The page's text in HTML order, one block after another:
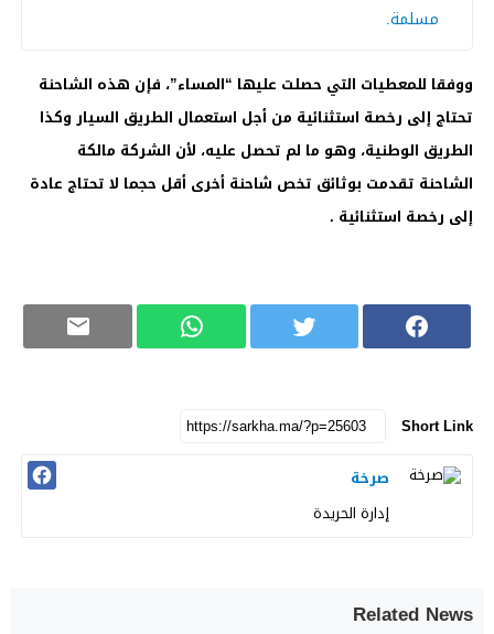
مسلمة.
ووفقا للمعطيات التي حصلت عليها “المساء”، فإن هذه الشاحنة
تحتاج إلى رخصة استثنائية من أجل استعمال الطريق السيار وكذا
الطريق الوطنية، وهو ما لم تحصل عليه، لأن الشركة مالكة
الشاحنة تقدمت بوثائق تخص شاحنة أخرى أقل حجما لا تحتاج عادة
إلى رخصة استثنائية .
Short Link
صرخة
إدارة الحريدة
Related News